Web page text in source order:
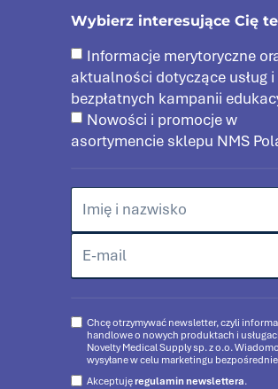
Wybierz interesujące Cię
Informacje merytoryczne
aktualności dotyczące usług i
bezpłatnych kampanii
Nowości i promocje w
asortymencie sklepu NMS
Chcę otrzymywać newsletter, czyli
handlowe o nowych produktach i
Novelty Medical Supply sp. z o.o.
wysyłane w celu marketingu
Akceptujęregulamin newslettera.